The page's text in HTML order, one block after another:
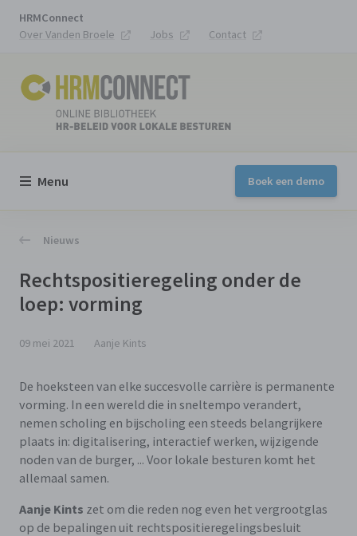
HRMConnect
Over Vanden Broele
Jobs Contact
Menu Boek een demo
Nieuws
Rechtspositieregeling onder de
loep: vorming
09 mei 2021 Aanje Kints
De hoeksteen van elke succesvolle carrière is permanente
vorming. In een wereld die in sneltempo verandert,
nemen scholing en bijscholing een steeds belangrijkere
plaats in: digitalisering, interactief werken, wijzigende
noden van de burger, ... Voor lokale besturen komt het
allemaal samen.
Aanje Kints zet om die reden nog even het vergrootglas
op de bepalingen uit rechtspositieregelingsbesluit